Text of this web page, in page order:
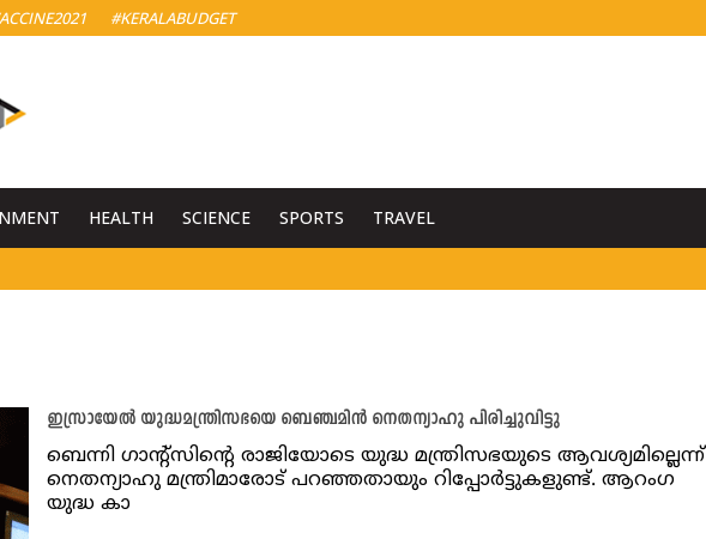
#KERALABUDGET
HEALTH SCIENCE SPORTS TRAVEL
ഇസ്രായേൽ യുദ്ധമന്ത്രിസഭയെ ബെഞ്ചമിൻ നെതന്യാഹു പിരിച്ചുവിട്ടു
ബെന്നി ഗാന്‍റ്സിന്‍റെ രാജിയോടെ യുദ്ധ മന്ത്രിസഭയുടെ ആവശ്യമില്ലെന്ന്
നെതന്യാഹു മന്ത്രിമാരോട് പറഞ്ഞതായും റിപ്പോര്‍ട്ടുകളുണ്ട്. ആറംഗ
യുദ്ധ കാ